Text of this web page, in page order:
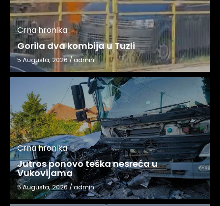
Crna hronika
Gorila dva kombija u Tuzli
5 Augusta, 2026/admin
Crna hronika
Jutros ponovo teška nesreća u
Vukovijama
5 Augusta, 2026/admin